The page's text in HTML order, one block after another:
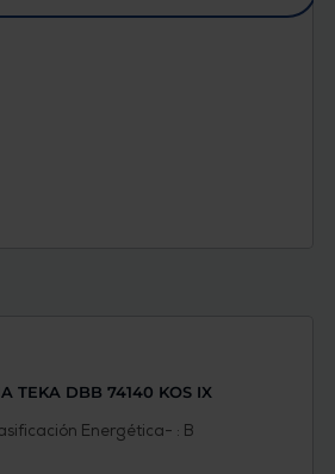
TEKA DBB 74140 KOS IX
Energética- : B